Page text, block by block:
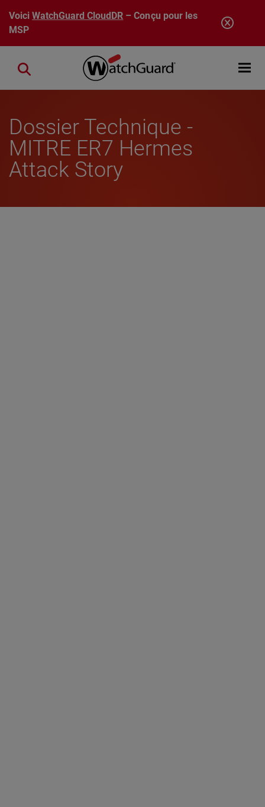
Aller au contenu principal
VoiciWatchGuard CloudDR – Conçu pour les
MSP
Open
Close search
Dossier Technique -
MITRE ER7 Hermes
Attack Story